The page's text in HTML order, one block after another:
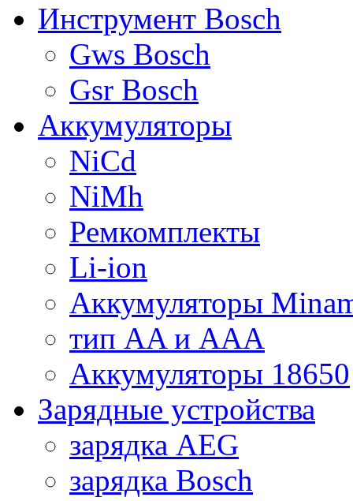
Инструмент Bosch
Gws Bosch
Gsr Bosch
Аккумуляторы
NiCd
NiMh
Ремкомплекты
Li-ion
Аккумуляторы
тип AA и AAA
Аккумуляторы 18650
Зарядные устройства
зарядка AEG
зарядка Bosch